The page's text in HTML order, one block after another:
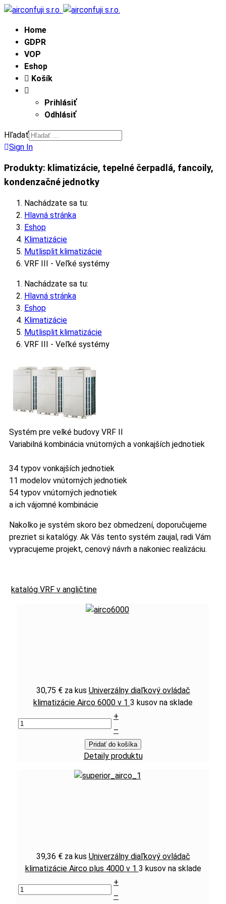
Home
GDPR
VOP
Eshop
Košík
Prihlásiť
Odhlásiť
Hľadať
Sign In
Produkty: klimatizácie, tepelné čerpadlá, fancoily,
kondenzačné jednotky
Nachádzate sa tu:
Hlavná stránka
Eshop
Klimatizácie
Mutlisplit klimatizácie
VRF III - Veľké systémy
Nachádzate sa tu:
Hlavná stránka
Eshop
Klimatizácie
Mutlisplit klimatizácie
VRF III - Veľké systémy
Systém pre velké budovy VRF II
Variabilná kombinácia vnútorných a vonkajších jednotiek
34 typov vonkajších jednotiek
11 modelov vnútorných jednotiek
54 typov vnútorných jednotiek
a ich vájomné kombinácie
Nakolko je systém skoro bez obmedzení, doporučujeme
prezriet si katalógy. Ak Vás tento systém zaujal, radi Vám
vypracujeme projekt, cenový návrh a nakoniec realizáciu.
katalóg VRF v angličtine
30,75 € za kus Univerzálny diaľkový ovládač
klimatizácie Airco 6000 v 1 3 kusov na sklade
+
–
Pridať do košíka
Detaily produktu
39,36 € za kus Univerzálny diaľkový ovládač
klimatizácie Airco plus 4000 v 1 3 kusov na sklade
+
–